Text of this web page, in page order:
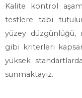
Kalite kontrol
testlere tabi
yüzey düzgünlüğü,
gibi kriterleri
yüksek
sunmaktayız.